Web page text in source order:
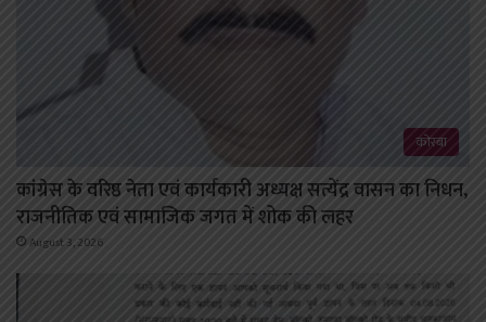
कोरबा
कांग्रेस के वरिष्ठ नेता एवं कार्यकारी अध्यक्ष सत्येंद्र वासन का निधन,
राजनीतिक एवं सामाजिक जगत में शोक की लहर
August 3, 2026